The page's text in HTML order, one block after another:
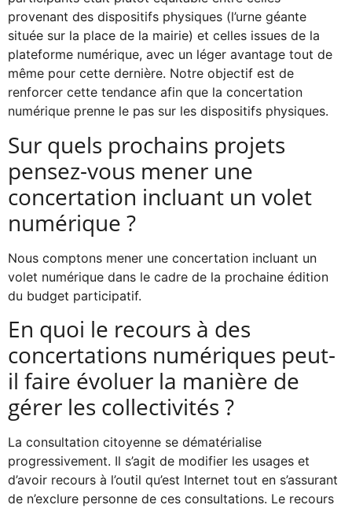
provenant des dispositifs physiques (l’urne géante
située sur la place de la mairie) et celles issues de la
plateforme numérique, avec un léger avantage tout de
même pour cette dernière. Notre objectif est de
renforcer cette tendance afin que la concertation
numérique prenne le pas sur les dispositifs physiques.
Sur quels prochains projets
pensez-vous mener une
concertation incluant un volet
numérique ?
Nous comptons mener une concertation incluant un
volet numérique dans le cadre de la prochaine édition
du budget participatif.
En quoi le recours à des
concertations numériques peut-
il faire évoluer la manière de
gérer les collectivités ?
La consultation citoyenne se dématérialise
progressivement. Il s’agit de modifier les usages et
d’avoir recours à l’outil qu’est Internet tout en s’assurant
de n’exclure personne de ces consultations. Le recours